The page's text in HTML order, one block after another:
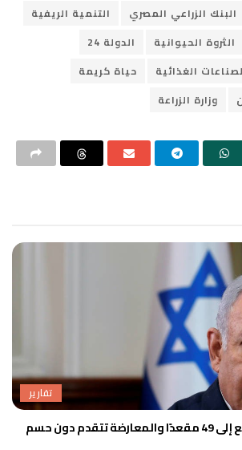
البنك الزراعي المصري
التنمية الريفية
الثروة الحيوانية
الدولة 24
الغذائية
حياة كريمة
وزارة الزراعة
تقارير
معسكر نتنياهو يتراجع إلى 49 مقعدًا والمعارضة تتقدم دون حسم